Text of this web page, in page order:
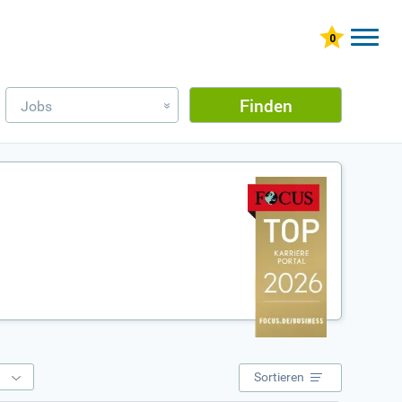
Jobs » Finden
Sortieren